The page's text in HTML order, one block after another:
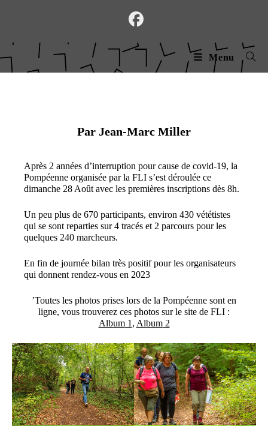
Menu
Par Jean-Marc Miller
Après 2 années d’interruption pour cause de covid-19, la
Pompéenne organisée par la FLI s’est déroulée ce
dimanche 28 Août avec les premières inscriptions dès 8h.
Un peu plus de 670 participants, environ 430 vététistes
qui se sont reparties sur 4 tracés et 2 parcours pour les
quelques 240 marcheurs.
En fin de journée bilan très positif pour les organisateurs
qui donnent rendez-vous en 2023
’Toutes les photos prises lors de la Pompéenne sont en
ligne, vous trouverez ces photos sur le site de FLI :
Album1 , Album2